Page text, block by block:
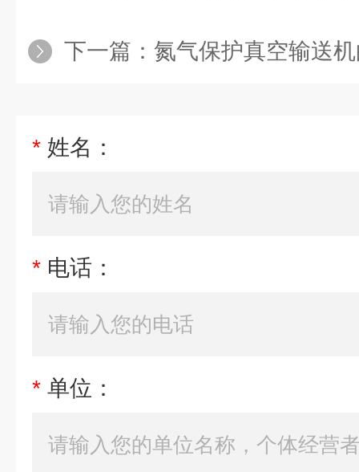
下一篇： 氮气保护真空输送
* 姓名：
* 电话：
* 单位：